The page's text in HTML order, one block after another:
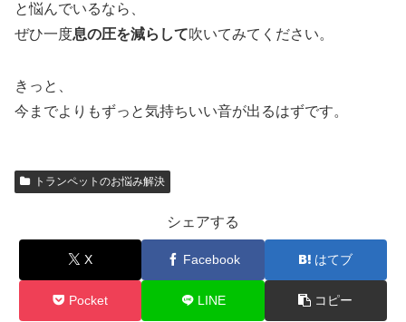
と悩んでいるなら、
ぜひ一度息の圧を減らして吹いてみてください。
きっと、
今までよりもずっと気持ちいい音が出るはずです。
トランペットのお悩み解決
シェアする
X Facebook はてブ
Pocket LINE コピー